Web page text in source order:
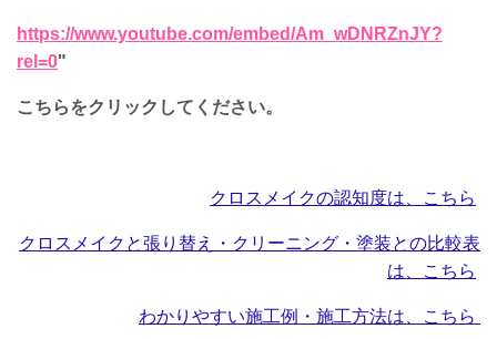
https://www.youtube.com/embed/Am_wDNRZnJY?
rel=0"
こちらをクリックしてください。
クロスメイクの認知度は、こちら
クロスメイクと張り替え・クリーニング・塗装との比較表
は、こちら
わかりやすい施工例・施工方法は、こちら